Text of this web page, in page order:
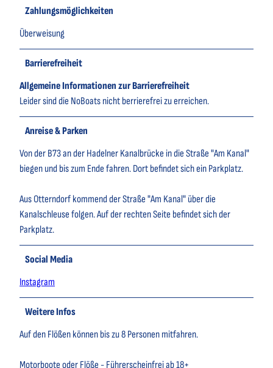
Zahlungsmöglichkeiten
Überweisung
Barrierefreiheit
Allgemeine Informationen zur Barrierefreiheit
Leider sind die NoBoats nicht berrierefrei zu erreichen.
Anreise & Parken
Von der B73 an der Hadelner Kanalbrücke in die Straße "Am Kanal"
biegen und bis zum Ende fahren. Dort befindet sich ein Parkplatz.
Aus Otterndorf kommend der Straße "Am Kanal" über die
Kanalschleuse folgen. Auf der rechten Seite befindet sich der
Parkplatz.
Social Media
Instagram
Weitere Infos
Auf den Flößen können bis zu 8 Personen mitfahren.
Motorboote oder Flöße - Führerscheinfrei ab 18+